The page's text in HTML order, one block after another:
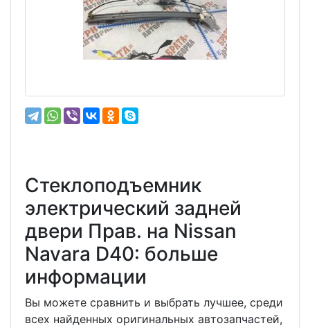
Стеклоподъемник
электрический задней
двери Прав. на Nissan
Navara D40: больше
информации
Вы можете сравнить и выбрать лучшее, среди
всех найденных оригинальных автозапчастей,